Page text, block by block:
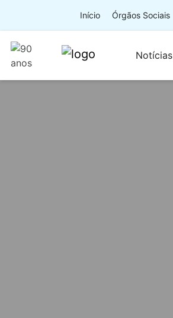
Início Órgãos Sociais
Notícias